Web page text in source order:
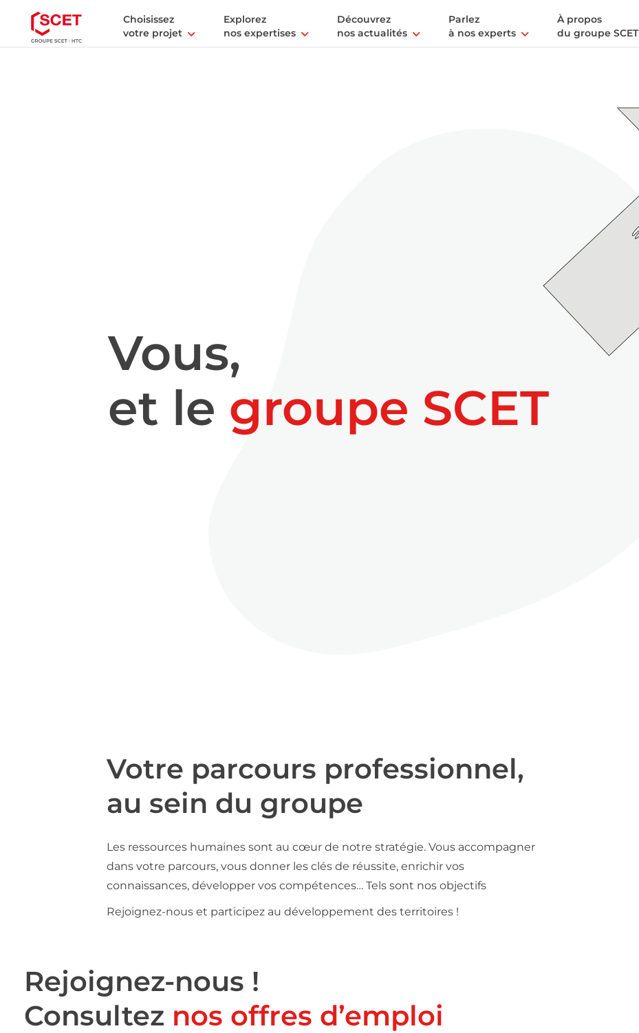
Choisissez
votre projet
Explorez
nos expertises
Découvrez
nos actualités
Parlez
à nos experts
À propos
du groupe SCET
Vous,
et le groupe SCET
Votre parcours professionnel,
au sein du groupe
Les ressources humaines sont au cœur de notre stratégie. Vous accompagner
dans votre parcours, vous donner les clés de réussite, enrichir vos
connaissances, développer vos compétences… Tels sont nos objectifs
Rejoignez-nous et participez au développement des territoires !
Rejoignez-nous !
Consultez nos offres d’emploi